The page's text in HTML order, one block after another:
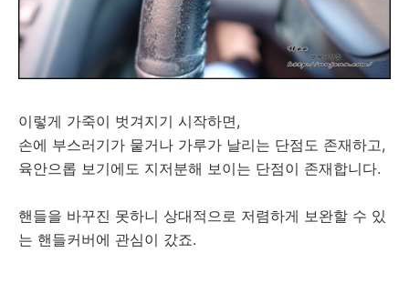
이렇게 가죽이 벗겨지기 시작하면,
손에 부스러기가 뭍거나 가루가 날리는 단점도 존재하고,
육안으롭 보기에도 지저분해 보이는 단점이 존재합니다.
핸들을 바꾸진 못하니 상대적으로 저렴하게 보완할 수 있
는 핸들커버에 관심이 갔죠.